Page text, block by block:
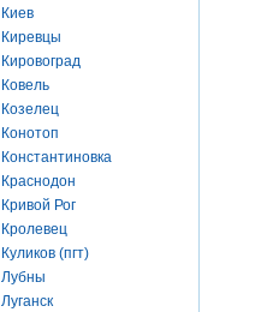
Киев
Киревцы
Кировоград
Ковель
Козелец
Конотоп
Константиновка
Краснодон
Кривой Рог
Кролевец
Куликов (пгт)
Лубны
Луганск